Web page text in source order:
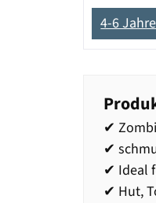
4-6 Jahre
✔
✔
✔ Ideal
✔ Hut,